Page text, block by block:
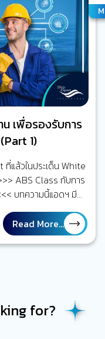
เพื่อรองรับการ
1)
แล้วในประเด็น White
ABS Class กับการ
บทความนี้แอดฯ มี
พลาดประการใดต้อง
ความเห็นอย่างไร
งที่ทราบกันดีนะครับว่า
อกแบบเรือ การรักษา
Read More...
for?